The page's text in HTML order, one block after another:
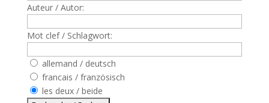
Auteur / Autor:
Mot clef / Schlagwort:
allemand / deutsch
francais / französisch
les deux / beide